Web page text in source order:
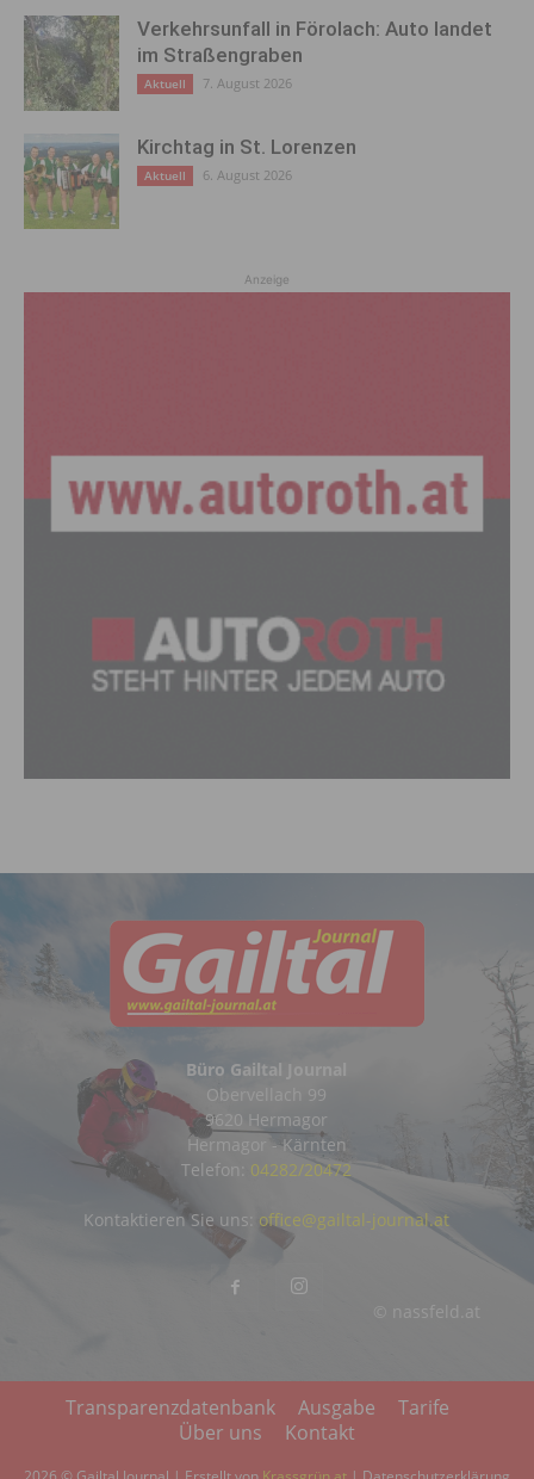
Verkehrsunfall in Förolach: Auto landet
im Straßengraben
Aktuell 7. August 2026
Kirchtag in St. Lorenzen
Aktuell 6. August 2026
Anzeige
Büro Gailtal Journal
Obervellach 99
9620 Hermagor
Hermagor - Kärnten
Telefon: 04282/20472
© nassfeld.at
Kontaktieren Sie uns: office@gailtal-journal.at
Transparenzdatenbank Ausgabe
Tarife
Über uns
Kontakt